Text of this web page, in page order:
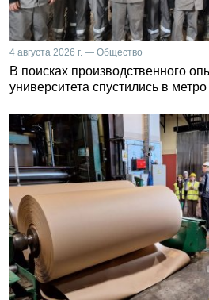
4 августа 2026 г. — Общество
В поисках производственного
университета спустились в метро